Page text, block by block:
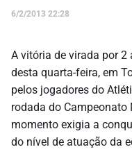
6/2/2013 22:28
A vitória de virada por 2
desta quarta-feira, em
pelos jogadores do
rodada do Campeonato
momento exigia a
do nível de atuação da